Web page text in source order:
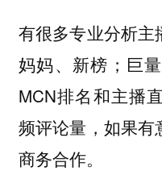
有很多专业分析
妈妈、新榜；巨
MCN排名和主播
频评论量，如果
商务合作。